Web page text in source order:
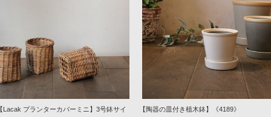
Lacak プランターカバーミニ】3号鉢サイ 【陶器の皿付き植木鉢】《4189》